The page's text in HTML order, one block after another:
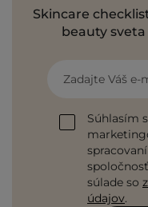
Skincare
beauty
Zadajte Váš e-
Súhlasím
súlade so
údajov.